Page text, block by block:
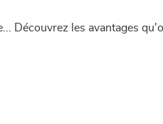
Découvrez les avantages